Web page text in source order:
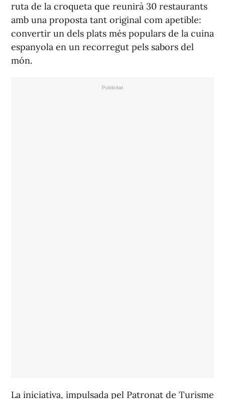
ruta de la croqueta que reunirà 30 restaurants
amb una proposta tant original com apetible:
convertir un dels plats més populars de la cuina
espanyola en un recorregut pels sabors del
món.
La iniciativa, impulsada pel Patronat de Turisme